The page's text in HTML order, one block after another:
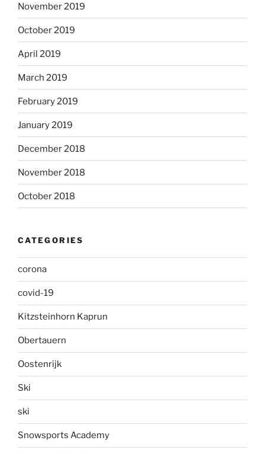
November 2019
October 2019
April 2019
March 2019
February 2019
January 2019
December 2018
November 2018
October 2018
CATEGORIES
corona
covid-19
Kitzsteinhorn Kaprun
Obertauern
Oostenrijk
Ski
ski
Snowsports Academy